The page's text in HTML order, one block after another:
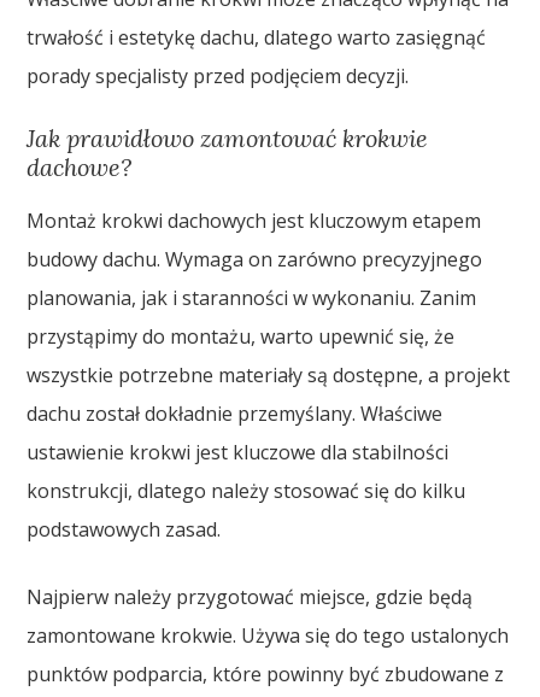
trwałość i estetykę dachu, dlatego warto zasięgnąć
porady specjalisty przed podjęciem decyzji.
Jak prawidłowo zamontować krokwie
dachowe?
Montaż krokwi dachowych jest kluczowym etapem
budowy dachu. Wymaga on zarówno precyzyjnego
planowania, jak i staranności w wykonaniu. Zanim
przystąpimy do montażu, warto upewnić się, że
wszystkie potrzebne materiały są dostępne, a projekt
dachu został dokładnie przemyślany. Właściwe
ustawienie krokwi jest kluczowe dla stabilności
konstrukcji, dlatego należy stosować się do kilku
podstawowych zasad.
Najpierw należy przygotować miejsce, gdzie będą
zamontowane krokwie. Używa się do tego ustalonych
punktów podparcia, które powinny być zbudowane z